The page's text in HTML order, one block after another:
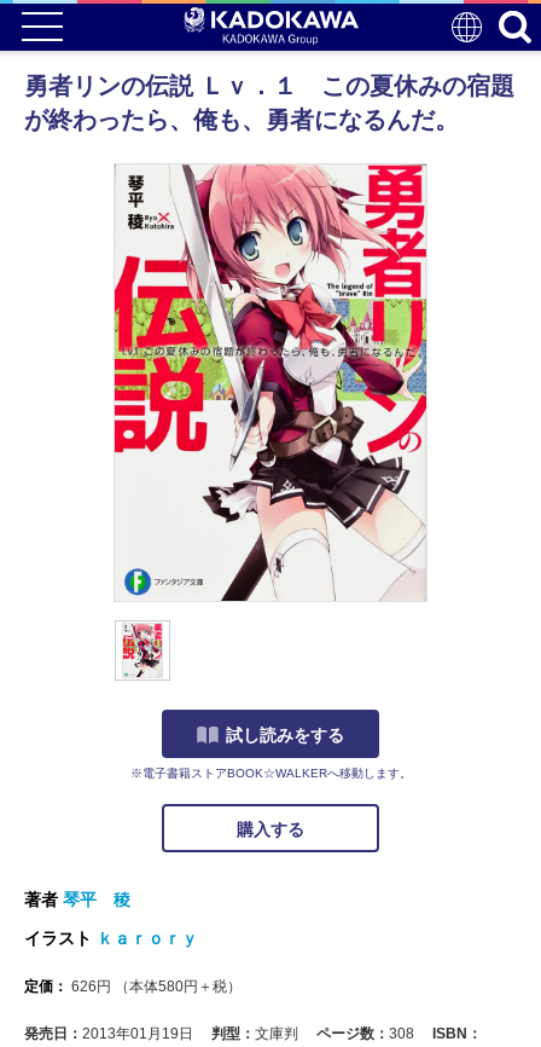
勇者リンの伝説 Ｌｖ．１ この夏休みの宿題
が終わったら、俺も、勇者になるんだ。
試し読みをする
※電子書籍ストアBOOK☆WALKERへ移動します。
購入する
著者 琴平 稜
イラスト
ｋａｒｏｒｙ
定価： 626 円 （本体580円＋税）
発売日： 2013年01月19日 判型： 文庫判 ページ数： 308
ISBN：